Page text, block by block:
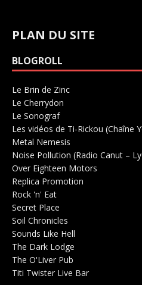
PLAN DU SITE
BLOGROLL
Le Brin de Zinc
Le Cherrydon
Le SonografSalle de concerts 0
Les vidéos de Ti-Rickou (Chaîne
Metal Nemesis
Noise Pollution (Radio Canut –
Over Eighteen Motors
Replica Promotion
Rock 'n' Eat
Secret Place
Soil Chronicles
Sounds Like Hell
The Dark Lodge
The O'Liver Pub
Titi Twister Live Bar